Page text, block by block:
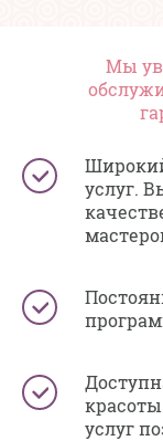
Мы
услуг.
услуг